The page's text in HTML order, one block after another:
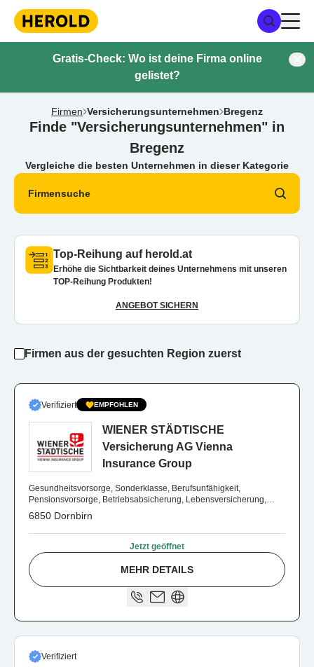
Gratis-Check: Wo ist deine Firma online
gelistet?
Firmen Versicherungsunternehmen Bregenz
Finde "Versicherungsunternehmen" in
Bregenz
Vergleiche die besten Unternehmen in dieser Kategorie
Firmensuche
Top-Reihung auf herold.at
Erhöhe die Sichtbarkeit deines Unternehmens mit unseren
TOP-Reihung Produkten!
ANGEBOT SICHERN
Firmen aus der gesuchten Region zuerst
Verifiziert EMPFOHLEN
WIENER STÄDTISCHE
Versicherung AG Vienna
Insurance Group
Gesundheitsvorsorge, Sonderklasse, Berufsunfähigkeit,
Pensionsvorsorge, Betriebsabsicherung, Lebensversicherung,
Vorsorge, Risiko und Absichern
6850 Dornbirn
Jetzt geöffnet
MEHR DETAILS
Verifiziert